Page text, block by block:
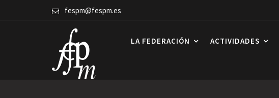
fespm@fespm.es
LA FEDERACIÓN ACTIVIDADES